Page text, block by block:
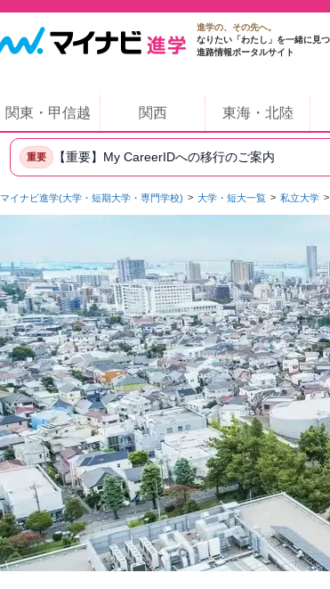
進学の、その先へ。
なりたい「わたし」を一緒に見
進路情報ポータルサイト
関東・甲信越 関西 東海・北陸
重要 【重要】My CareerIDへの移行のご案内
マイナビ進学(大学・短期大学・専門学校) 大学・短大一覧 私立大学